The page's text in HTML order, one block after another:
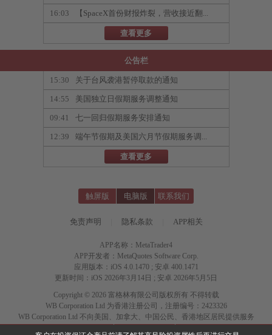
16:03 【SpaceX首份财报炸裂，营收接近翻...
查看更多
公告栏
15:30 关于台风袭港暂停取款的通知
14:55 美国独立日假期服务调整通知
09:41 七一回归假期服务安排通知
12:39 端午节假期及美国六月节假期服务调...
查看更多
触屏版 电脑版 联系我们
免责声明 隐私条款 APP相关
APP名称：MetaTrader4
APP开发者：MetaQuotes Software Corp.
应用版本：iOS 4.0.1470 ; 安卓 400.1471
更新时间：iOS 2026年3月14日 ; 安卓 2026年5月5日
Copyright © 2026 富格林有限公司版权所有 不得转载
WB Corporation Ltd 为香港注册公司，注册编号：2423326
WB Corporation Ltd 不向美国、加拿大、中国公民、香港地区居民提供服务